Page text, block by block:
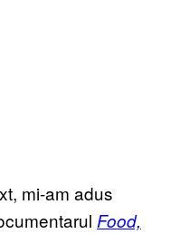
mi-am adus
Food,